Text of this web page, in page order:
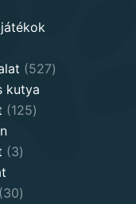
527527
kutya
125125
33
3030